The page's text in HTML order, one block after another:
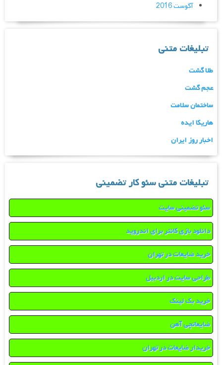
آگوست 2016
تبلیغات متنی
طلا گشت
عجم گشت
ساختمان سلامت
هاریکا ایده
اخبار روز ایران
تبلیغات متنی سئو کار تضمینی
سئو تضمینی سایت
دانلود بازی کانتر برای اندروید
خرید ضایعات در تهران
طراحی سایت در اردبیل
خرید بک لینک
ضایعاتچی آهن
خریدار ضایعات در تهران